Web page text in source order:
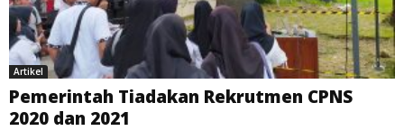
Artikel
Pemerintah Tiadakan Rekrutmen CPNS
2020 dan 2021